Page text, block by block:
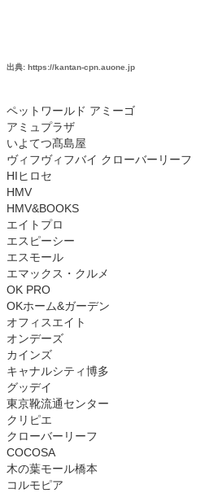
出典: https://kantan-cpn.auone.jp
ペットワールド アミーゴ
アミュプラザ
いよてつ髙島屋
ヴィフヴィフバイ クローバーリーフ
HIヒロセ
HMV
HMV&BOOKS
エイトプロ
エスピーシー
エスモール
エマックス・クルメ
OK PRO
OKホーム&ガーデン
オフィスエイト
オンデーズ
カインズ
キャナルシティ博多
グッデイ
東京靴流通センター
クリピエ
クローバーリーフ
COCOSA
木の葉モール橋本
コルモピア